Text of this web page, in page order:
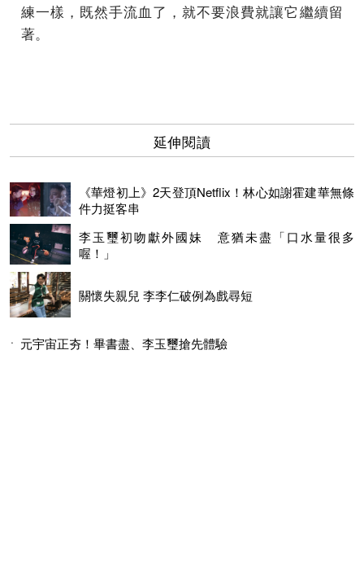
練一樣，既然手流血了，就不要浪費就讓它繼續留
著。
延伸閱讀
《華燈初上》2天登頂Netflix！林心如謝霍建華無條
件力挺客串
李玉璽初吻獻外國妹 意猶未盡「口水量很多
喔！」
關懷失親兒 李李仁破例為戲尋短
元宇宙正夯！畢書盡、李玉璽搶先體驗